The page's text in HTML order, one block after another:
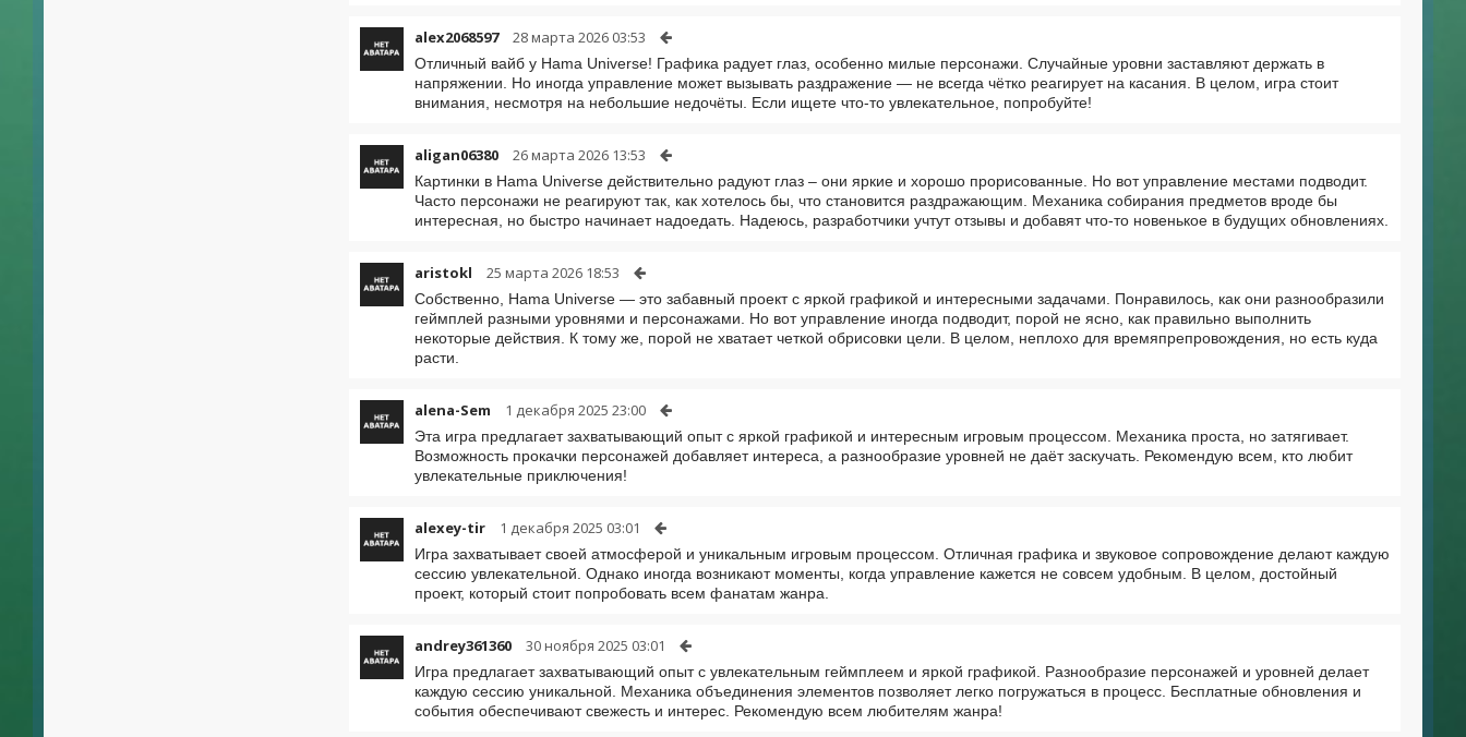
alex2068597 28 марта 2026 03:53
Отличный вайб у Hama Universe! Графика радует глаз, особенно милые персонажи. Случайные уровни заставляют держать в
напряжении. Но иногда управление может вызывать раздражение — не всегда чётко реагирует на касания. В целом, игра стоит
внимания, несмотря на небольшие недочёты. Если ищете что-то увлекательное, попробуйте!
aligan06380 26 марта 2026 13:53
Картинки в Hama Universe действительно радуют глаз – они яркие и хорошо прорисованные. Но вот управление местами подводит.
Часто персонажи не реагируют так, как хотелось бы, что становится раздражающим. Механика собирания предметов вроде бы
интересная, но быстро начинает надоедать. Надеюсь, разработчики учтут отзывы и добавят что-то новенькое в будущих обновлениях.
aristokl 25 марта 2026 18:53
Собственно, Hama Universe — это забавный проект с яркой графикой и интересными задачами. Понравилось, как они разнообразили
геймплей разными уровнями и персонажами. Но вот управление иногда подводит, порой не ясно, как правильно выполнить
некоторые действия. К тому же, порой не хватает четкой обрисовки цели. В целом, неплохо для времяпрепровождения, но есть куда
расти.
alena-Sem 1 декабря 2025 23:00
Эта игра предлагает захватывающий опыт с яркой графикой и интересным игровым процессом. Механика проста, но затягивает.
Возможность прокачки персонажей добавляет интереса, а разнообразие уровней не даёт заскучать. Рекомендую всем, кто любит
увлекательные приключения!
alexey-tir 1 декабря 2025 03:01
Игра захватывает своей атмосферой и уникальным игровым процессом. Отличная графика и звуковое сопровождение делают каждую
сессию увлекательной. Однако иногда возникают моменты, когда управление кажется не совсем удобным. В целом, достойный
проект, который стоит попробовать всем фанатам жанра.
andrey361360 30 ноября 2025 03:01
Игра предлагает захватывающий опыт с увлекательным геймплеем и яркой графикой. Разнообразие персонажей и уровней делает
каждую сессию уникальной. Механика объединения элементов позволяет легко погружаться в процесс. Бесплатные обновления и
события обеспечивают свежесть и интерес. Рекомендую всем любителям жанра!